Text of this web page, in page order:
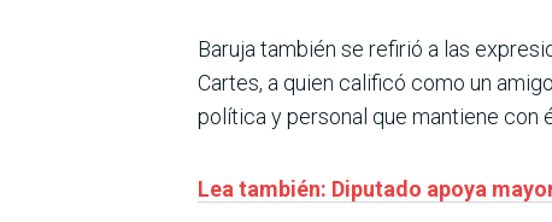
Baruja también se refirió a las
Cartes, a quien calificó como un
política y personal que mantiene con
Lea también: Diputado apoya